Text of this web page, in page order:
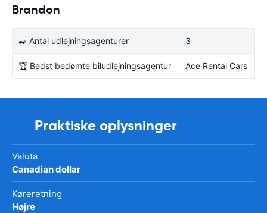
Brandon
🚙 Antal udlejningsagenturer 3
🏆 Bedst bedømte biludlejningsagentur Ace Rental Cars
Praktiske oplysninger
Valuta
Canadian dollar
Køreretning
Højre